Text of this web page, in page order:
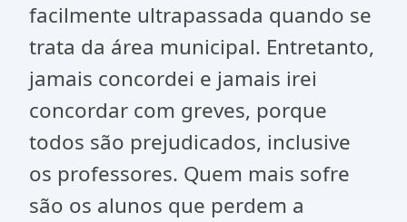
facilmente ultrapassada quando se
trata da área municipal. Entretanto,
jamais concordei e jamais irei
concordar com greves, porque
todos são prejudicados, inclusive
os professores. Quem mais sofre
são os alunos que perdem a